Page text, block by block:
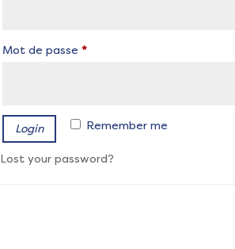
Mot de passe*Obligatoire
Remember me
Login
Lost your password?